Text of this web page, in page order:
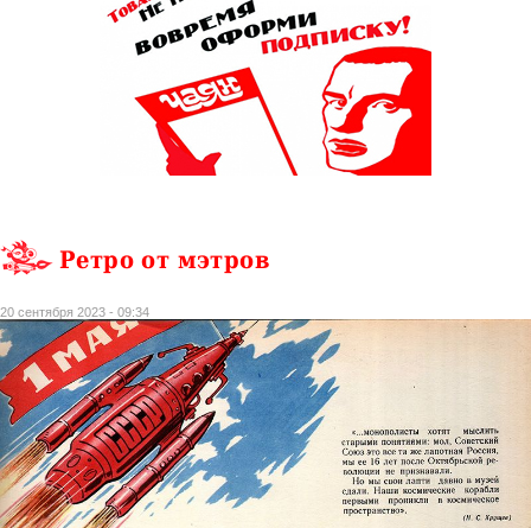
Ретро от мэтров
20 сентября 2023 - 09:34